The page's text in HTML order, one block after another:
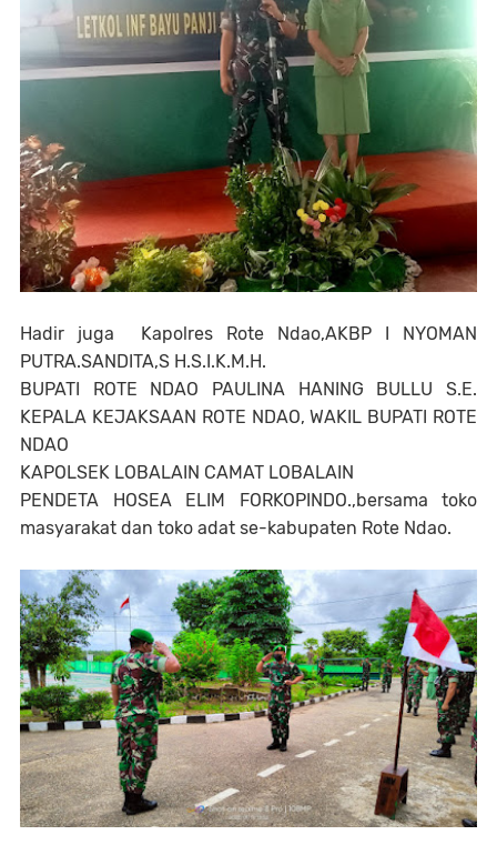
Hadir juga Kapolres Rote Ndao,AKBP I NYOMAN
PUTRA.SANDITA,S H.S.I.K.M.H.
BUPATI ROTE NDAO PAULINA HANING BULLU S.E.
KEPALA KEJAKSAAN ROTE NDAO, WAKIL BUPATI ROTE
NDAO
KAPOLSEK LOBALAIN CAMAT LOBALAIN
PENDETA HOSEA ELIM FORKOPINDO.,bersama toko
masyarakat dan toko adat se-kabupaten Rote Ndao.